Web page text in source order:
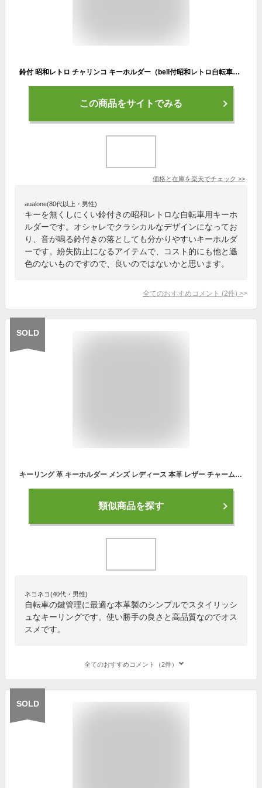
鈴付 昭和レトロ チャリンコ キーホルダー（bell付昭和レトロ自転車KEY HOLDER）TRICOLORE 日本語カタカナ片仮名漢字ママチャリカギ鍵キーケースキーリングサイクリングシティサイクルcycle伝統的昔ながら古き良きクラシカル懐かしい
この商品をサイトでみる
価格と在庫を楽天でチェック >>
aualone(80代以上・男性)
キーを無くしにくい鈴付きの昭和レトロな自転車用キーホ
ルダーです。オシャレでクラシカルなデザインになってお
り、音が鳴る鈴付きの落としても分かりやすいキーホルダ
ーです。紛失防止になるアイテムで、コスト的にも他と遜
色のないものですので、良いのではないかと思います。
全てのおすすめコメント (2件) >
SOLD
キーリング 革 キーホルダー メンズ レディース 本革 レザー チャーム 鍵 カギ キー 自転車 バイク 車 ストラップ 小物 シンプル 安い 仕事 業務用 家の鍵 ポイント消化
類似商品を探す
ネコネコ(40代・男性)
自転車の鍵管理に最適な本革製のシンプルでスタイリッシ
ュなキーリングです。使い勝手の良さと高品質なのでオス
スメです。
全てのおすすめコメント（2件）
SOLD